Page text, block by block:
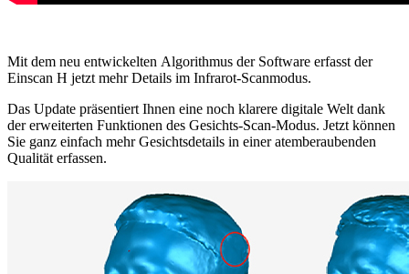
Mit dem neu entwickelten Algorithmus der Software erfasst der
Einscan H jetzt mehr Details im Infrarot-Scanmodus.
Das Update präsentiert Ihnen eine noch klarere digitale Welt dank
der erweiterten Funktionen des Gesichts-Scan-Modus. Jetzt können
Sie ganz einfach mehr Gesichtsdetails in einer atemberaubenden
Qualität erfassen.